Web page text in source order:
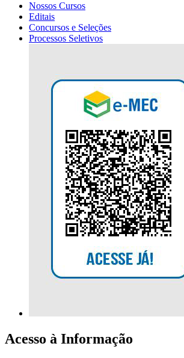
Nossos Cursos
Editais
Concursos e Seleções
Processos Seletivos
Acesso à Informação